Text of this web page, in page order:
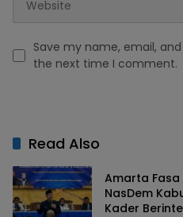
Save my name, email,
the next time I comment.
Read Also
Amarta
NasDem
Kader